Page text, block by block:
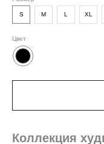
S M L XL
Цвет
Коллекция